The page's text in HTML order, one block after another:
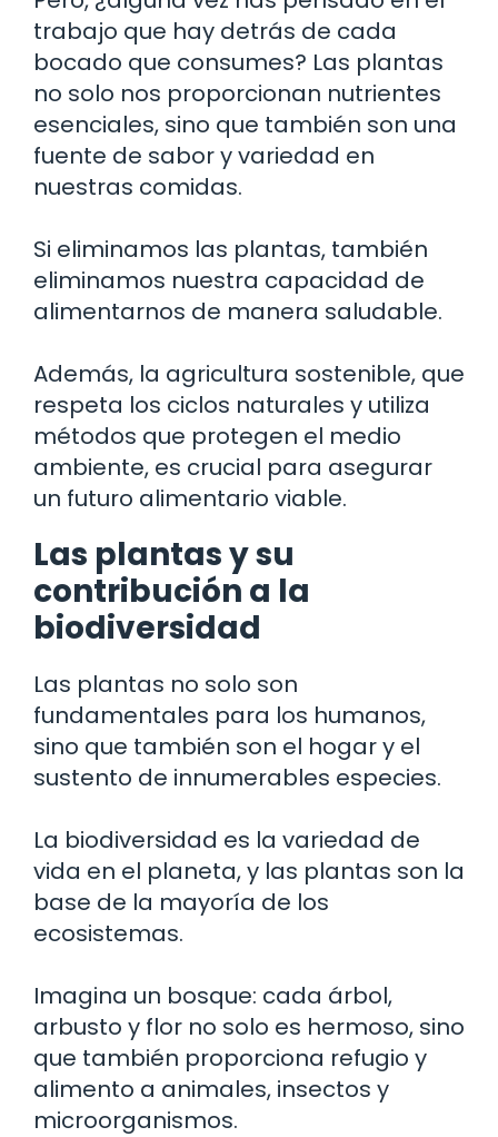
trabajo que hay detrás de cada
bocado que consumes? Las plantas
no solo nos proporcionan nutrientes
esenciales, sino que también son una
fuente de sabor y variedad en
nuestras comidas.
Si eliminamos las plantas, también
eliminamos nuestra capacidad de
alimentarnos de manera saludable.
Además, la agricultura sostenible, que
respeta los ciclos naturales y utiliza
métodos que protegen el medio
ambiente, es crucial para asegurar
un futuro alimentario viable.
Las plantas y su
contribución a la
biodiversidad
Las plantas no solo son
fundamentales para los humanos,
sino que también son el hogar y el
sustento de innumerables especies.
La biodiversidad es la variedad de
vida en el planeta, y las plantas son la
base de la mayoría de los
ecosistemas.
Imagina un bosque: cada árbol,
arbusto y flor no solo es hermoso, sino
que también proporciona refugio y
alimento a animales, insectos y
microorganismos.